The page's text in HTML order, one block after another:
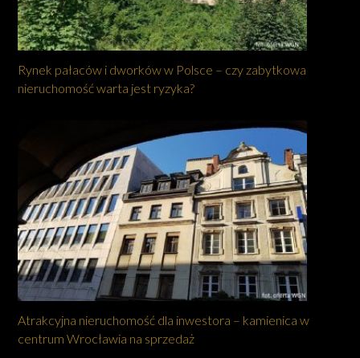
Rynek pałaców i dworków w Polsce – czy zabytkowa
nieruchomość warta jest ryzyka?
Atrakcyjna nieruchomość dla inwestora – kamienica w
centrum Wrocławia na sprzedaż